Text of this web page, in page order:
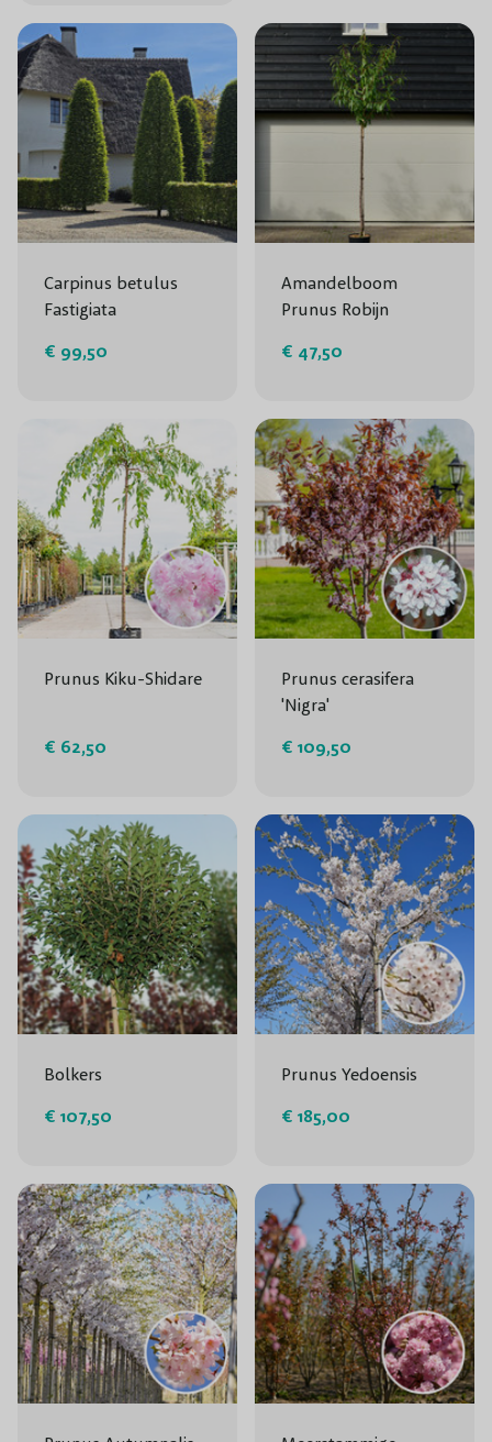
Carpinus betulus
Fastigiata
€ 99,50
Amandelboom
Prunus Robijn
€ 47,50
Prunus Kiku-Shidare
€ 62,50
Prunus cerasifera
'Nigra'
€ 109,50
Bolkers
€ 107,50
Prunus Yedoensis
€ 185,00